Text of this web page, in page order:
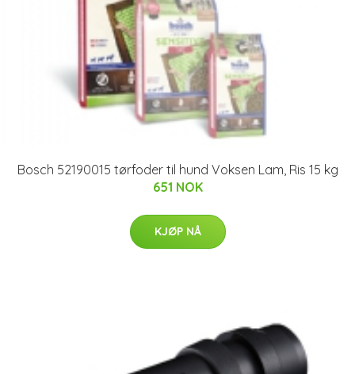
Bosch 52190015 tørfoder til hund Voksen Lam, Ris 15 kg
651 NOK
KJØP NÅ